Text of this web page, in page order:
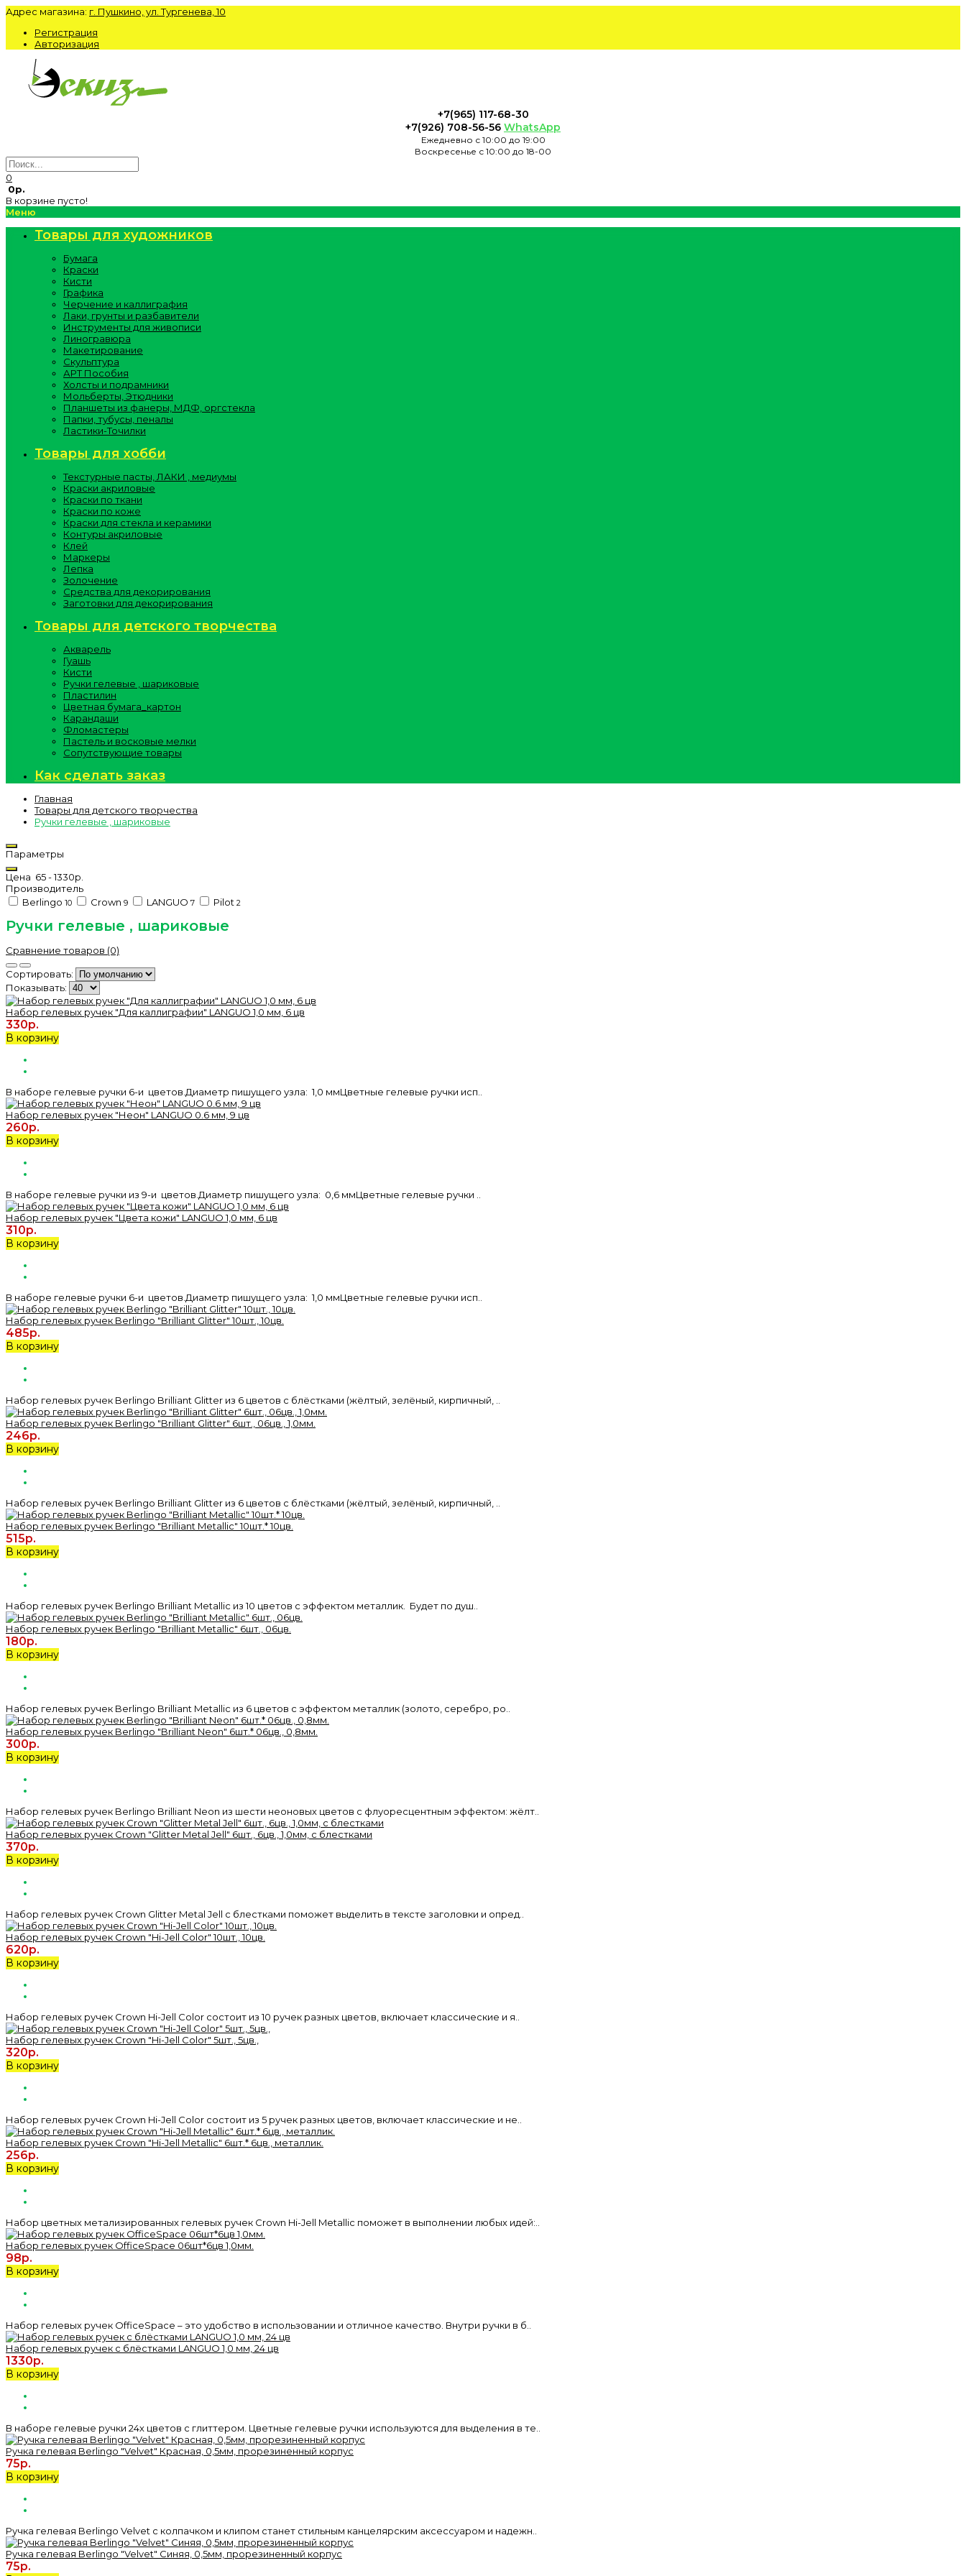
Адрес магазина: г. Пушкино, ул. Тургенева, 10
Регистрация
Авторизация
+7(965) 117-68-30
+7(926) 708-56-56 WhatsApp
Ежедневно с 10:00 до 19:00
Воскресенье с 10:00 до 18-00
0
0р.
В корзине пусто!
Меню
Товары для художников
Бумага
Краски
Кисти
Графика
Черчение и каллиграфия
Лаки, грунты и разбавители
Инструменты для живописи
Линогравюра
Макетирование
Скульптура
АРТ Пособия
Холсты и подрамники
Мольберты, Этюдники
Планшеты из фанеры, МДФ, оргстекла
Папки, тубусы, пеналы
Ластики-Точилки
Товары для хобби
Текстурные пасты, ЛАКИ , медиумы
Краски акриловые
Краски по ткани
Краски по коже
Краски для стекла и керамики
Контуры акриловые
Клей
Маркеры
Лепка
Золочение
Средства для декорирования
Заготовки для декорирования
Товары для детского творчества
Акварель
Гуашь
Кисти
Ручки гелевые , шариковые
Пластилин
Цветная бумага_картон
Карандаши
Фломастеры
Пастель и восковые мелки
Сопутствующие товары
Как сделать заказ
Главная
Товары для детского творчества
Ручки гелевые , шариковые
Параметры
Цена 65-1330р.
Производитель
Berlingo 10 Crown 9 LANGUO 7 Pilot 2
Ручки гелевые , шариковые
Сравнение товаров (0)
Сортировать:
Показывать:
Набор гелевых ручек "Для каллиграфии" LANGUO 1,0 мм, 6 цв
330р.
В корзину
В наборе гелевые ручки 6-и цветов.Диаметр пишущего узла: 1,0 ммЦветные гелевые ручки исп..
Набор гелевых ручек "Неон" LANGUO 0.6 мм, 9 цв
260р.
В корзину
В наборе гелевые ручки из 9-и цветов.Диаметр пишущего узла: 0,6 ммЦветные гелевые ручки ..
Набор гелевых ручек "Цвета кожи" LANGUO 1,0 мм, 6 цв
310р.
В корзину
В наборе гелевые ручки 6-и цветов.Диаметр пишущего узла: 1,0 ммЦветные гелевые ручки исп..
Набор гелевых ручек Berlingo "Brilliant Glitter" 10шт., 10цв.
485р.
В корзину
Набор гелевых ручек Berlingo Brilliant Glitter из 6 цветов с блёстками (жёлтый, зелёный, кирпичный, ..
Набор гелевых ручек Berlingo "Brilliant Glitter" 6шт., 06цв., 1,0мм.
246р.
В корзину
Набор гелевых ручек Berlingo Brilliant Glitter из 6 цветов с блёстками (жёлтый, зелёный, кирпичный, ..
Набор гелевых ручек Berlingo "Brilliant Metallic" 10шт.* 10цв.
515р.
В корзину
Набор гелевых ручек Berlingo Brilliant Metallic из 10 цветов с эффектом металлик. Будет по душ..
Набор гелевых ручек Berlingo "Brilliant Metallic" 6шт., 06цв.
180р.
В корзину
Набор гелевых ручек Berlingo Brilliant Metallic из 6 цветов с эффектом металлик (золото, серебро, ро..
Набор гелевых ручек Berlingo "Brilliant Neon" 6шт.* 06цв., 0,8мм.
300р.
В корзину
Набор гелевых ручек Berlingo Brilliant Neon из шести неоновых цветов с флуоресцентным эффектом: жёлт..
Набор гелевых ручек Crown "Glitter Metal Jell" 6шт., 6цв., 1,0мм, с блестками
370р.
В корзину
Набор гелевых ручек Crown Glitter Metal Jell с блестками поможет выделить в тексте заголовки и опред..
Набор гелевых ручек Crown "Hi-Jell Color" 10шт., 10цв.
620р.
В корзину
Набор гелевых ручек Crown Hi-Jell Color состоит из 10 ручек разных цветов, включает классические и я..
Набор гелевых ручек Crown "Hi-Jell Color" 5шт., 5цв.,
320р.
В корзину
Набор гелевых ручек Crown Hi-Jell Color состоит из 5 ручек разных цветов, включает классические и не..
Набор гелевых ручек Crown "Hi-Jell Metallic" 6шт.* 6цв., металлик.
256р.
В корзину
Набор цветных метализированных гелевых ручек Crown Hi-Jell Metallic поможет в выполнении любых идей:..
Набор гелевых ручек OfficeSpace 06шт*6цв 1,0мм.
98р.
В корзину
Набор гелевых ручек OfficeSpace – это удобство в использовании и отличное качество. Внутри ручки в б..
Набор гелевых ручек с блёстками LANGUO 1,0 мм, 24 цв
1330р.
В корзину
В наборе гелевые ручки 24х цветов с глиттером. Цветные гелевые ручки используются для выделения в те..
Ручка гелевая Berlingo "Velvet" Красная, 0,5мм, прорезиненный корпус
75р.
В корзину
Ручка гелевая Berlingo Velvet с колпачком и клипом станет стильным канцелярским аксессуаром и надежн..
Ручка гелевая Berlingo "Velvet" Синяя, 0,5мм, прорезиненный корпус
75р.